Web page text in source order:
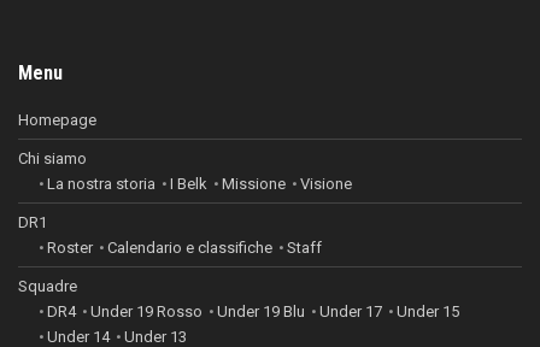
Menu
Homepage
Chi siamo
La nostra storia
I Belk Missione Visione
DR1
Roster
Calendario e classifiche Staff
Squadre
DR4
Under 19 Rosso Under 19 Blu Under 17
Under 15
Under 14
Under 13